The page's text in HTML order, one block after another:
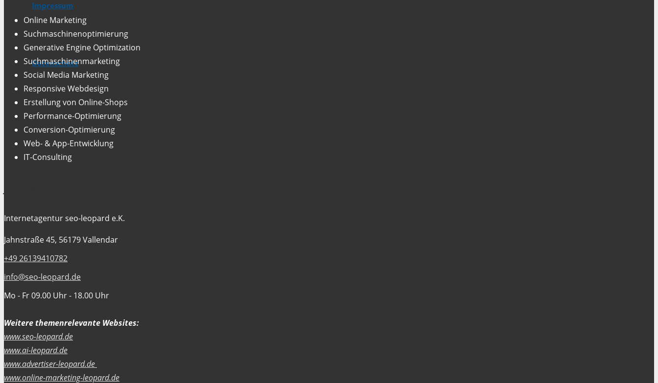
Impressum
Datenschutz
Online Marketing
Suchmaschinenoptimierung
Generative Engine Optimization
Suchmaschinenmarketing
Social Media Marketing
Responsive Webdesign
Erstellung von Online-Shops
Performance-Optimierung
Conversion-Optimierung
Web- & App-Entwicklung
IT-Consulting
Internetagentur seo-leopard e.K.
Jahnstraße 45, 56179 Vallendar
+49 26139410782
info@seo-leopard.de
Mo - Fr 09.00 Uhr - 18.00 Uhr
Weitere themenrelevante Websites:
www.seo-leopard.de
www.ai-leopard.de
www.advertiser-leopard.de
www.online-marketing-leopard.de